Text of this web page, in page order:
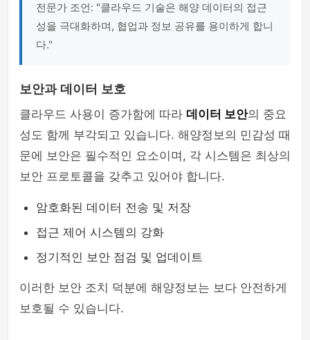
전문가 조언: "클라우드 기술은 해양 데이터의 접근
성을 극대화하며, 협업과 정보 공유를 용이하게 합니
다."
보안과 데이터 보호
클라우드 사용이 증가함에 따라 데이터 보안의 중요
성도 함께 부각되고 있습니다. 해양정보의 민감성 때
문에 보안은 필수적인 요소이며, 각 시스템은 최상의
보안 프로토콜을 갖추고 있어야 합니다.
암호화된 데이터 전송 및 저장
접근 제어 시스템의 강화
정기적인 보안 점검 및 업데이트
이러한 보안 조치 덕분에 해양정보는 보다 안전하게
보호될 수 있습니다.